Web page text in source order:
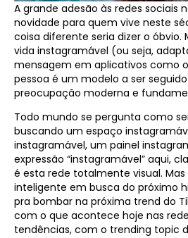
A grande adesão às redes sociais
novidade para quem vive neste
coisa diferente seria dizer o óbvio.
vida instagramável (ou seja,
mensagem em aplicativos como
pessoa é um modelo a ser
preocupação moderna e
Todo mundo se pergunta como
buscando um espaço
instagramável, um painel
expressão “instagramável” aqui,
é esta rede totalmente visual.
inteligente em busca do próximo
pra bombar na próxima trend do
com o que acontece hoje nas
tendências, com o trending topic